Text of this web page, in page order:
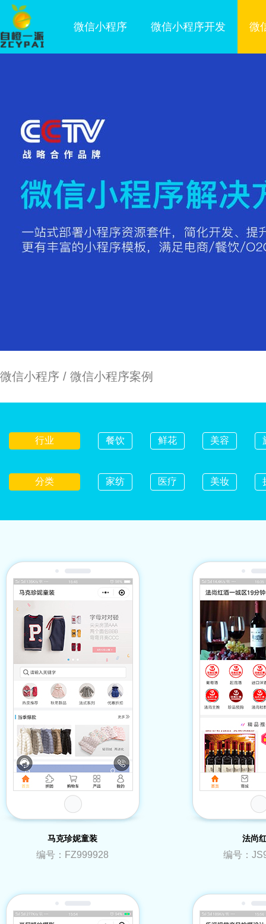
微信小程序 微信小程序开发 微
微信小程序 / 微信小程序案例
行业 餐饮 鲜花 美容
分类 家纺 医疗 美妆
马克珍妮童装
编号：FZ999928
法尚
编号：